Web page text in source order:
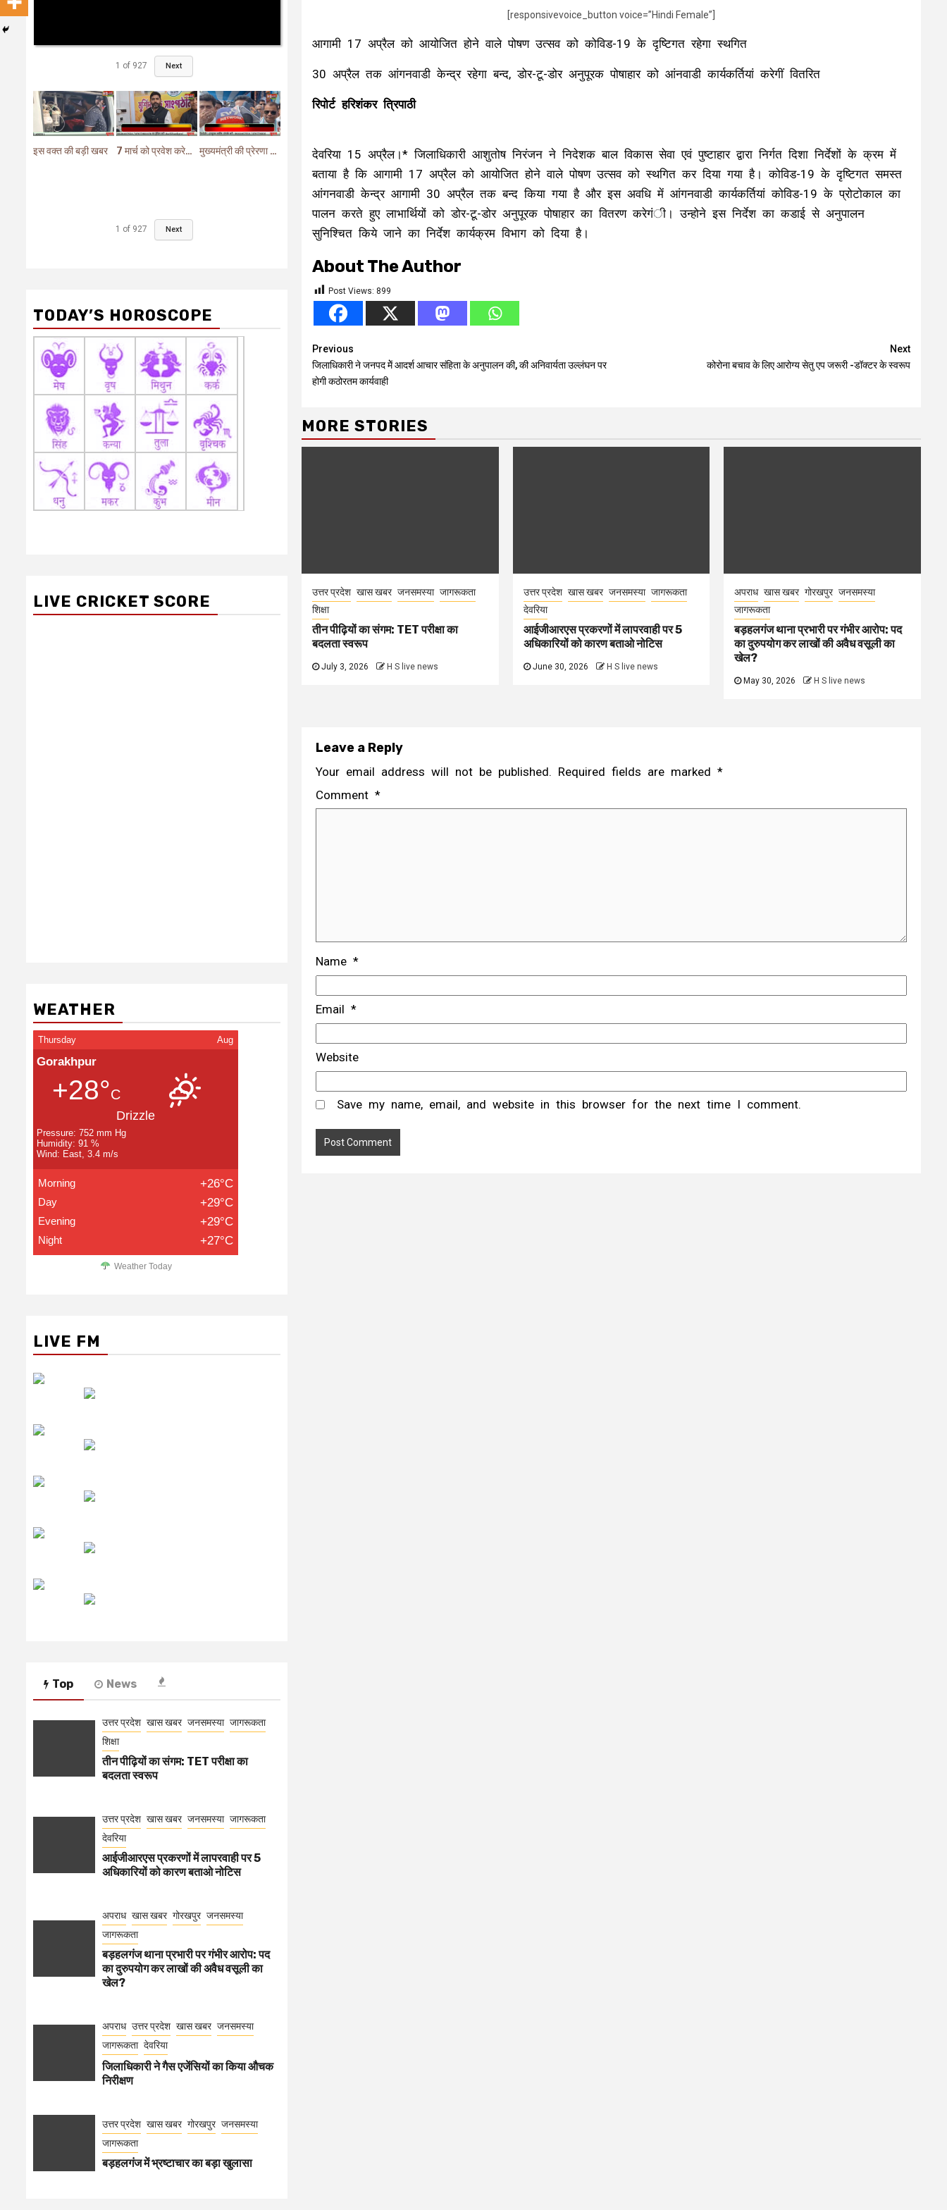
[responsivevoice_button voice=”Hindi Female”]
आगामी 17 अप्रैल को आयोजित होने वाले पोषण उत्सव को कोविड-19 के दृष्टिगत रहेगा स्थगित
30 अप्रैल तक आंगनवाडी केन्द्र रहेगा बन्द, डोर-टू-डोर अनुपूरक पोषाहार को आंनवाडी कार्यकर्तियां करेगीं वितरित
रिपोर्ट हरिशंकर त्रिपाठी
देवरिया 15 अप्रैल।* जिलाधिकारी आशुतोष निरंजन ने निदेशक बाल विकास सेवा एवं पुष्टाहार द्वारा निर्गत दिशा निर्देशों के क्रम में
बताया है कि आगामी 17 अप्रैल को आयोजित होने वाले पोषण उत्सव को स्थगित कर दिया गया है। कोविड-19 के दृष्टिगत समस्त
आंगनवाडी केन्द्र आगामी 30 अप्रैल तक बन्द किया गया है और इस अवधि में आंगनवाडी कार्यकर्तियां कोविड-19 के प्रोटोकाल का
पालन करते हुए लाभार्थियों को डोर-टू-डोर अनुपूरक पोषाहार का वितरण करेगंी। उन्होने इस निर्देश का कडाई से अनुपालन
सुनिश्चित किये जाने का निर्देश कार्यक्रम विभाग को दिया है।
About The Author
Post Views: 899
Continue
Reading
Previous
जिलाधिकारी ने जनपद मेें आदर्श आचार संहिता के अनुपालन की, की अनिवार्यता उल्लंघन पर
होगी कठोरतम कार्यवाही
Next
कोरोना बचाव के लिए आरोग्य सेतु एप जरूरी -डॉक्टर के स्वरूप
MORE STORIES
उत्तर प्रदेश खास खबर जनसमस्या जागरूकता
शिक्षा
तीन पीढ़ियों का संगम: TET परीक्षा का
बदलता स्वरूप
July 3, 2026 H S live news
उत्तर प्रदेश खास खबर जनसमस्या जागरूकता
देवरिया
आईजीआरएस प्रकरणों में लापरवाही पर 5
अधिकारियों को कारण बताओ नोटिस
June 30, 2026 H S live news
अपराध खास खबर गोरखपुर जनसमस्या
जागरूकता
बड़हलगंज थाना प्रभारी पर गंभीर आरोप: पद
का दुरुपयोग कर लाखों की अवैध वसूली का
खेल?
May 30, 2026 H S live news
Leave a Reply
Your email address will not be published. Required fields are marked *
Comment *
Name *
Email *
Website
Save my name, email, and website in this browser for the next time I comment.
1 of 927 Next
इस वक्त की बड़ी खबर 7 मार्च को प्रवेश करेगा मुर्शिदाबाद में बीजेपी का परिवर्तन यात्रा रथ मुख्यमंत्री की प्रेरणा से दो महत्वपूर्ण योजनाओं का हुआ शिलान्यास
1 of 927 Next
TODAY’S HOROSCOPE
LIVE CRICKET SCORE
WEATHER
Thursday Aug
Gorakhpur
+28°C
Drizzle
Pressure: 752 mm Hg
Humidity: 91 %
Wind: East, 3.4 m/s
Morning +26°C
Day +29°C
Evening +29°C
Night +27°C
Weather Today
LIVE FM
Top News
उत्तर प्रदेश खास खबर जनसमस्या जागरूकता
शिक्षा
तीन पीढ़ियों का संगम: TET परीक्षा का
बदलता स्वरूप
उत्तर प्रदेश खास खबर जनसमस्या जागरूकता
देवरिया
आईजीआरएस प्रकरणों में लापरवाही पर 5
अधिकारियों को कारण बताओ नोटिस
अपराध खास खबर गोरखपुर जनसमस्या
जागरूकता
बड़हलगंज थाना प्रभारी पर गंभीर आरोप: पद
का दुरुपयोग कर लाखों की अवैध वसूली का
खेल?
अपराध उत्तर प्रदेश खास खबर जनसमस्या
जागरूकता देवरिया
जिलाधिकारी ने गैस एजेंसियों का किया औचक
निरीक्षण
उत्तर प्रदेश खास खबर गोरखपुर जनसमस्या
जागरूकता
बड़हलगंज में भ्रष्टाचार का बड़ा खुलासा